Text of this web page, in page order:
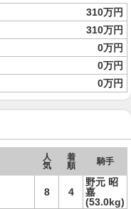
310万円
310万円
0万円
0万円
0万円
人
気
着
順
騎手
8 4
野元 昭
嘉
(53.0kg)